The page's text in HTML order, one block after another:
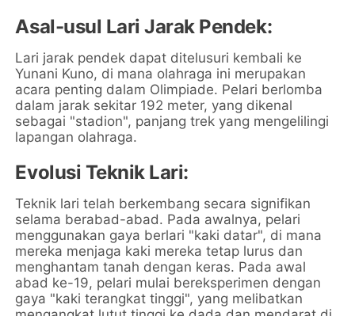
Asal-usul Lari Jarak Pendek:
Lari jarak pendek dapat ditelusuri kembali ke
Yunani Kuno, di mana olahraga ini merupakan
acara penting dalam Olimpiade. Pelari berlomba
dalam jarak sekitar 192 meter, yang dikenal
sebagai "stadion", panjang trek yang mengelilingi
lapangan olahraga.
Evolusi Teknik Lari:
Teknik lari telah berkembang secara signifikan
selama berabad-abad. Pada awalnya, pelari
menggunakan gaya berlari "kaki datar", di mana
mereka menjaga kaki mereka tetap lurus dan
menghantam tanah dengan keras. Pada awal
abad ke-19, pelari mulai bereksperimen dengan
gaya "kaki terangkat tinggi", yang melibatkan